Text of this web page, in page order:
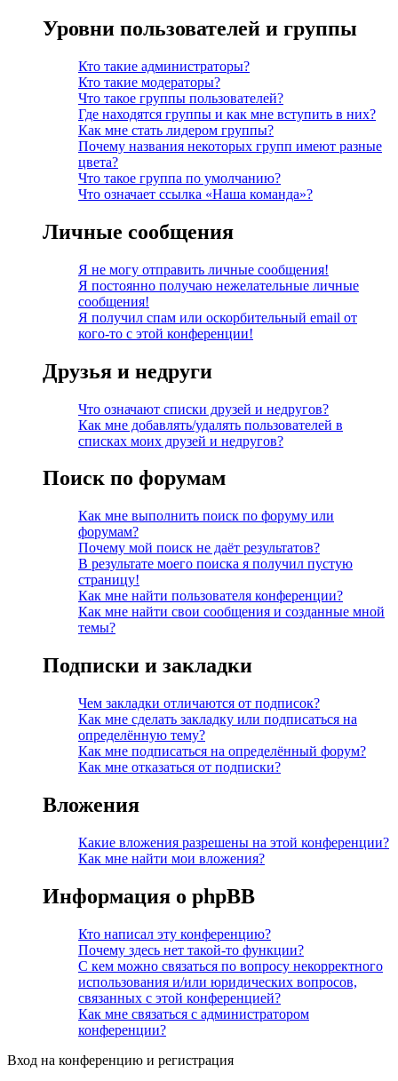
Уровни пользователей и группы
Кто такие администраторы?
Кто такие модераторы?
Что такое группы пользователей?
Где находятся группы и как мне вступить в них?
Как мне стать лидером группы?
Почему названия некоторых групп имеют разные
цвета?
Что такое группа по умолчанию?
Что означает ссылка «Наша команда»?
Личные сообщения
Я не могу отправить личные сообщения!
Я постоянно получаю нежелательные личные
сообщения!
Я получил спам или оскорбительный email от
кого-то с этой конференции!
Друзья и недруги
Что означают списки друзей и недругов?
Как мне добавлять/удалять пользователей в
списках моих друзей и недругов?
Поиск по форумам
Как мне выполнить поиск по форуму или
форумам?
Почему мой поиск не даёт результатов?
В результате моего поиска я получил пустую
страницу!
Как мне найти пользователя конференции?
Как мне найти свои сообщения и созданные мной
темы?
Подписки и закладки
Чем закладки отличаются от подписок?
Как мне сделать закладку или подписаться на
определённую тему?
Как мне подписаться на определённый форум?
Как мне отказаться от подписки?
Вложения
Какие вложения разрешены на этой конференции?
Как мне найти мои вложения?
Информация о phpBB
Кто написал эту конференцию?
Почему здесь нет такой-то функции?
С кем можно связаться по вопросу некорректного
использования и/или юридических вопросов,
связанных с этой конференцией?
Как мне связаться с администратором
конференции?
Вход на конференцию и регистрация